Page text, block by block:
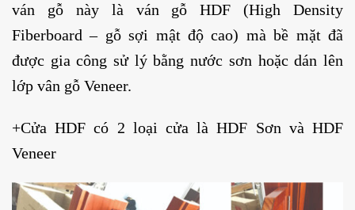
ván gỗ này là ván gỗ HDF (High Density
Fiberboard – gỗ sợi mật độ cao) mà bề mặt đã
được gia công sử lý bằng nước sơn hoặc dán lên
lớp vân gỗ Veneer.
+Cửa HDF có 2 loại cửa là HDF Sơn và HDF
Veneer